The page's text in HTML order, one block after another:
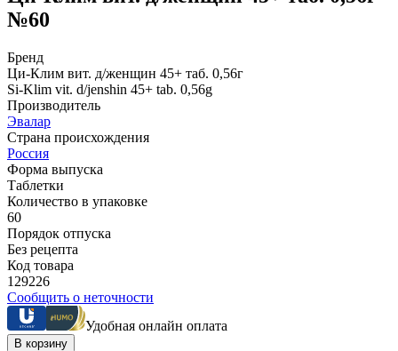
№60
Бренд
Ци-Клим вит. д/женщин 45+ таб. 0,56г
Si-Klim vit. d/jenshin 45+ tab. 0,56g
Производитель
Эвалар
Страна происхождения
Россия
Форма выпуска
Таблетки
Количество в упаковке
60
Порядок отпуска
Без рецепта
Код товара
129226
Сообщить о неточности
Удобная онлайн оплата
В корзину